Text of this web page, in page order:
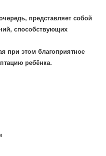
представляет собой
способствующих
при этом благоприятное
ребёнка.